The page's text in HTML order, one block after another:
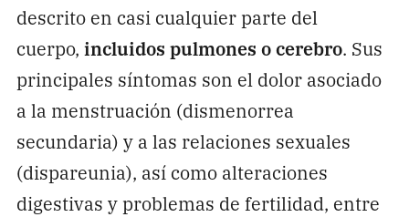
descrito en casi cualquier parte del
cuerpo, incluidos pulmones o cerebro. Sus
principales síntomas son el dolor asociado
a la menstruación (dismenorrea
secundaria) y a las relaciones sexuales
(dispareunia), así como alteraciones
digestivas y problemas de fertilidad, entre